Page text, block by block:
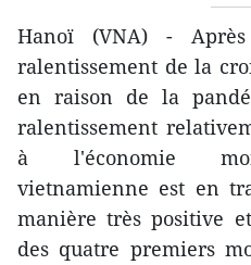
Hanoï (VNA) -
ralentissement de la
en raison de la
ralentissement
à l'économie
vietnamienne est en
manière très positive
des quatre premiers